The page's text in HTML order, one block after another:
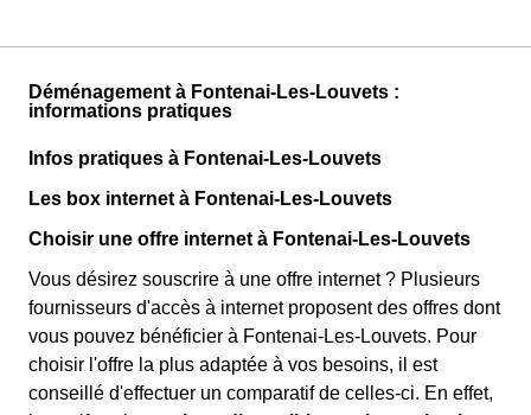
Déménagement à Fontenai-Les-Louvets :
informations pratiques
Infos pratiques à Fontenai-Les-Louvets
Les box internet à Fontenai-Les-Louvets
Choisir une offre internet à Fontenai-Les-Louvets
Vous désirez souscrire à une offre internet ? Plusieurs
fournisseurs d'accès à internet proposent des offres dont
vous pouvez bénéficier à Fontenai-Les-Louvets. Pour
choisir l'offre la plus adaptée à vos besoins, il est
conseillé d'effectuer un comparatif de celles-ci. En effet,